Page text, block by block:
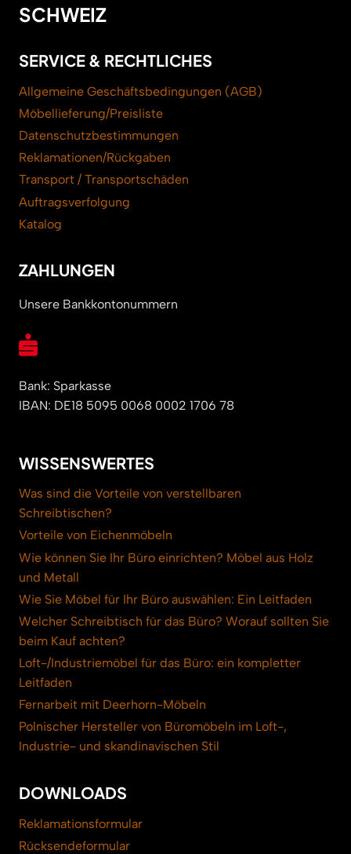
SCHWEIZ
SERVICE & RECHTLICHES
Allgemeine Geschäftsbedingungen (AGB)
Möbellieferung/Preisliste
Datenschutzbestimmungen
Reklamationen/Rückgaben
Transport / Transportschäden
Auftragsverfolgung
Katalog
ZAHLUNGEN
Unsere Bankkontonummern
Bank: Sparkasse
IBAN: DE18 5095 0068 0002 1706 78
WISSENSWERTES
Was sind die Vorteile von verstellbaren
Schreibtischen?
Vorteile von Eichenmöbeln
Wie können Sie Ihr Büro einrichten? Möbel aus Holz
und Metall
Wie Sie Möbel für Ihr Büro auswählen: Ein Leitfaden
Welcher Schreibtisch für das Büro? Worauf sollten Sie
beim Kauf achten?
Loft-/Industriemöbel für das Büro: ein kompletter
Leitfaden
Fernarbeit mit Deerhorn-Möbeln
Polnischer Hersteller von Büromöbeln im Loft-,
Industrie- und skandinavischen Stil
DOWNLOADS
Reklamationsformular
Rücksendeformular